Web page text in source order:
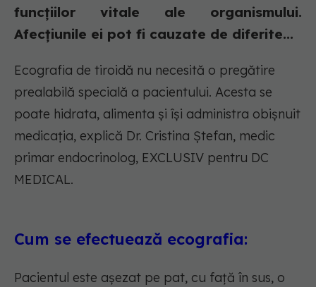
funcțiilor vitale ale organismului.
Afecțiunile ei pot fi cauzate de diferite...
Ecografia de tiroidă nu necesită o pregătire
prealabilă specială a pacientului. Acesta se
poate hidrata, alimenta și își administra obișnuit
medicația, explică Dr. Cristina Ștefan, medic
primar endocrinolog, EXCLUSIV pentru DC
MEDICAL.
Cum se efectuează ecografia:
Pacientul este așezat pe pat, cu față în sus, o